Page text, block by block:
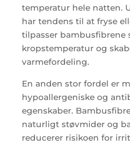
temperatur hele natten.
har tendens til at fryse
tilpasser bambusfibrene
kropstemperatur og
varmefordeling.
En anden stor fordel er
hypoallergeniske og
egenskaber.
naturligt støvmider og
reducerer risikoen for